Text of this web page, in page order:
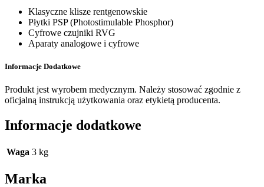
Klasyczne klisze rentgenowskie
Płytki PSP (Photostimulable Phosphor)
Cyfrowe czujniki RVG
Aparaty analogowe i cyfrowe
Informacje Dodatkowe
Produkt jest wyrobem medycznym. Należy stosować zgodnie z
oficjalną instrukcją użytkowania oraz etykietą producenta.
Informacje dodatkowe
Waga 3 kg
Marka